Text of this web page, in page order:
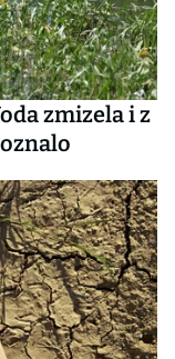
zmizela i z